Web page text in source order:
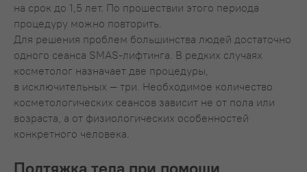
на срок до 1,5 лет. По прошествии этого периода
процедуру можно повторить.
Для решения проблем большинства людей достаточно
одного сеанса SMAS-лифтинга. В редких случаях
косметолог назначает две процедуры,
в исключительных — три. Необходимое количество
косметологических сеансов зависит не от пола или
возраста, а от физиологических особенностей
конкретного человека.
Подтяжка тела при помощи